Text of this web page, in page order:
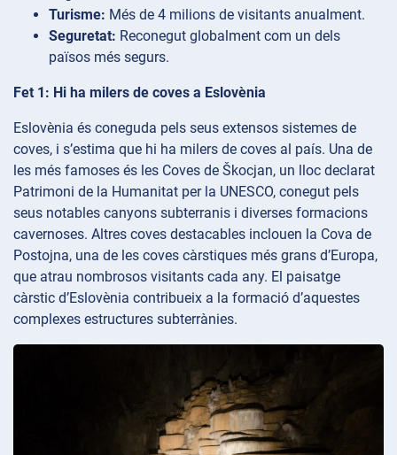
Turisme: Més de 4 milions de visitants anualment.
Seguretat: Reconegut globalment com un dels
països més segurs.
Fet 1: Hi ha milers de coves a Eslovènia
Eslovènia és coneguda pels seus extensos sistemes de
coves, i s’estima que hi ha milers de coves al país. Una de
les més famoses és les Coves de Škocjan, un lloc declarat
Patrimoni de la Humanitat per la UNESCO, conegut pels
seus notables canyons subterranis i diverses formacions
cavernoses. Altres coves destacables inclouen la Cova de
Postojna, una de les coves càrstiques més grans d’Europa,
que atrau nombrosos visitants cada any. El paisatge
càrstic d’Eslovènia contribueix a la formació d’aquestes
complexes estructures subterrànies.